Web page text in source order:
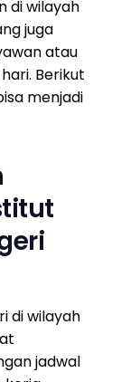
di wilayah
juga
atau
Berikut
menjadi
di wilayah
jadwal